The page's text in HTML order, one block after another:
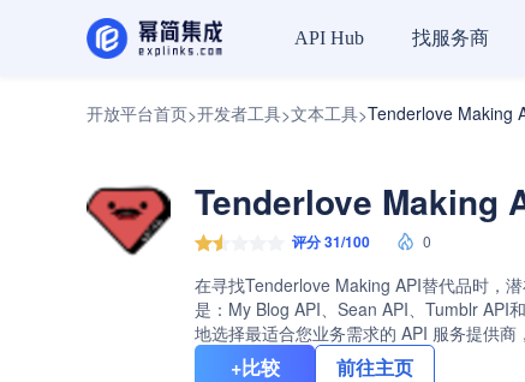
API Hub 找服务商
开放平台首页>开发者工具>文本工具>Tenderlove Making
Tenderlove Making
评分 31/100 0
在寻找Tenderlove Making API替代品时，
是：My Blog API、Sean API、Tumblr API
地选择最适合您业务需求的 API 服务提供商
+比较 前往主页